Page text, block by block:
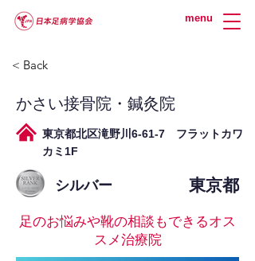
menu
< Back
かさい接骨院・鍼灸院
東京都北区滝野川6-61-7 フラットカワ
カミ1F
シルバー 東京都
足のお悩みや靴の相談もできるオス
スメ治療院